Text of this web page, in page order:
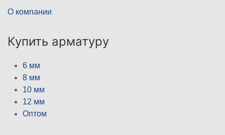
О компании
Купить арматуру
6 мм
8 мм
10 мм
12 мм
Оптом